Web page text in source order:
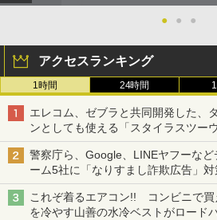
● ● ●
アクセスランキング
1時間 24時間
エレコム、ゼブラと共同開発した、
ンとしても使える「スタイラスツー
も、持ち替えずに書き込める
警察庁ら、Google、LINEヤフーな
ーム5社に「なりすまし詐欺広告」
真や映像を使った投資詐欺などへの
これぞ着るエアコン!! コンビニで買
を冷やす山善の水冷ベストがロード